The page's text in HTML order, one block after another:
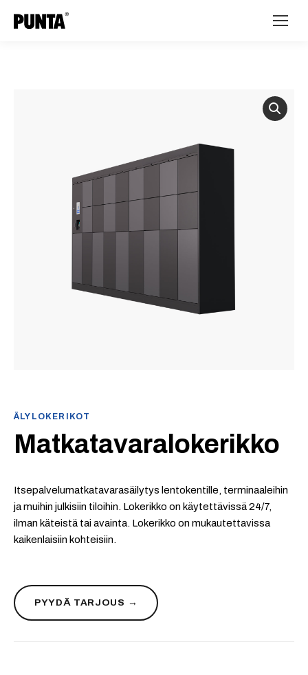
ÄLYLOKERIKOT
Matkatavara­lokerikko
Itsepalvelu­matkatavarasäilytys lentokentille, terminaaleihin
ja muihin julkisiin tiloihin. Lokerikko on käytettävissä 24/7,
ilman käteistä tai avainta. Lokerikko on mukautettavissa
kaikenlaisiin kohteisiin.
PYYDÄ TARJOUS →